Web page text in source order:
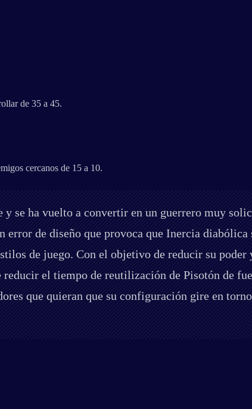
de 35 a 45.
cercanos de 15 a 10.
se ha vuelto a convertir en un guerrero muy
de diseño que provoca que Inercia diabólica
de juego. Con el objetivo de reducir su poder
el tiempo de reutilización de Pisotón de
que quieran que su configuración gire en